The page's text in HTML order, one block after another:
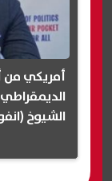
أمريكي من
الشيوخ